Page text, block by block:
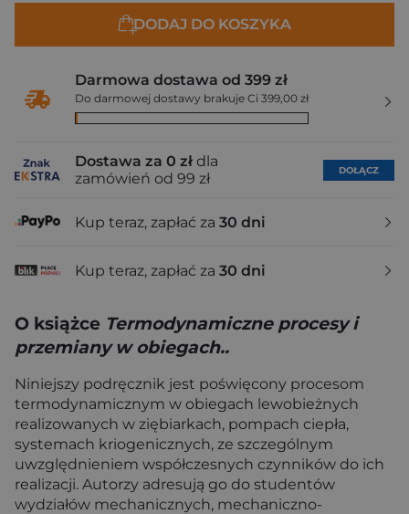
DODAJ DO KOSZYKA
Darmowa dostawa od 399 zł
Do darmowej dostawy brakuje Ci 399,00 zł
Dostawa za 0 zł dla
zamówień od 99 zł
DOŁĄCZ
Kup teraz, zapłać za 30 dni
Kup teraz, zapłać za 30 dni
O książce Termodynamiczne procesy i
przemiany w obiegach..
Niniejszy podręcznik jest poświęcony procesom
termodynamicznym w obiegach lewobieżnych
realizowanych w ziębiarkach, pompach ciepła,
systemach kriogenicznych, ze szczególnym
uwzględnieniem współczesnych czynników do ich
realizacji. Autorzy adresują go do studentów
wydziałów mechanicznych, mechaniczno-